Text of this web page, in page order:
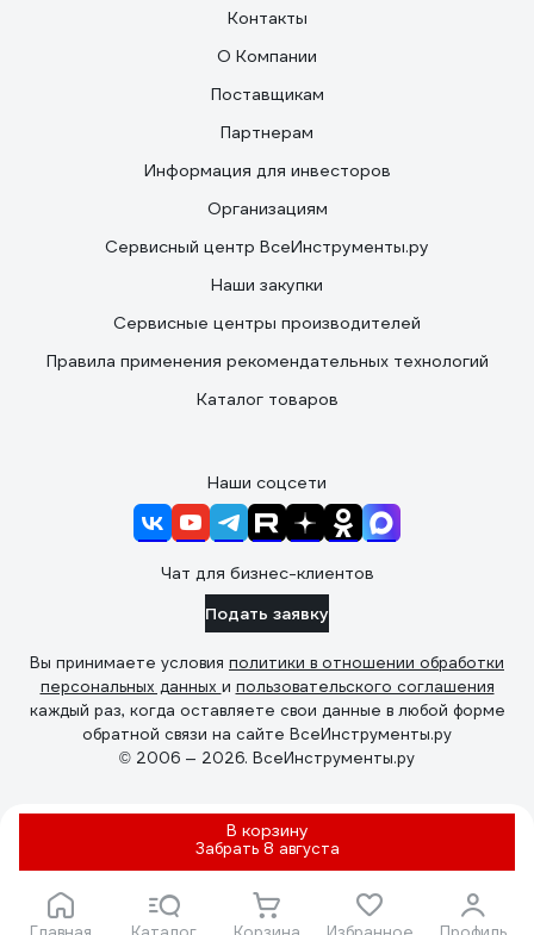
В корзину
Забрать 8 августа
Контакты
О Компании
Поставщикам
Партнерам
Информация для инвесторов
Организациям
Сервисный центр ВсеИнструменты.ру
Наши закупки
Сервисные центры производителей
Правила применения рекомендательных технологий
Каталог товаров
Наши соцсети
Чат для бизнес-клиентов
Подать заявку
Вы принимаете условия политики в отношении обработки
персональных данных и пользовательского соглашения
каждый раз, когда оставляете свои данные в любой форме
обратной связи на сайте ВсеИнструменты.ру
© 2006 — 2026. ВсеИнструменты.ру